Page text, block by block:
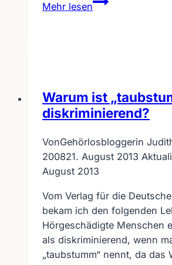
Mehr lesen
zum
Warum ist
diskriminierend?
VonGehörlosbloggerin
200821. August 2013
August 2013
Vom Verlag für die
bekam ich den folgenden
Hörgeschädigte Menschen
als diskriminierend, wenn
„taubstumm“ nennt, da das